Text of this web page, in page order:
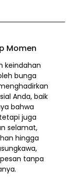
Momen
keindahan
bunga
Anda, baik
bahwa
juga
selamat,
hingga
tanpa